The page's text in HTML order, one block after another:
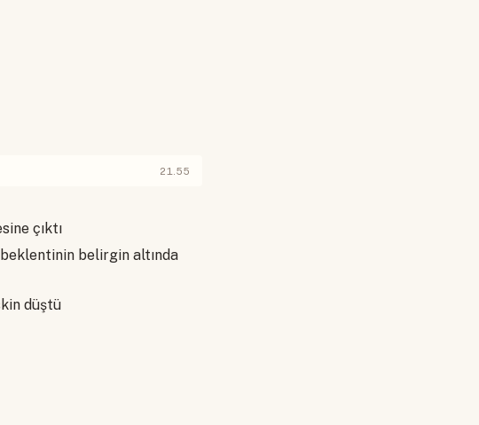
21.55
çıktı
belirgin altında
düştü